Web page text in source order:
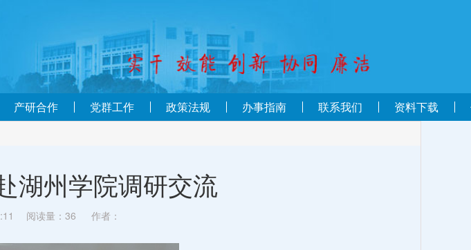
产研合作 党群工作 政策法规 办事指南 联系我们 资料下载
湖州学院调研交流
阅读量： 36 作者：